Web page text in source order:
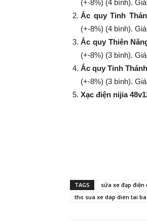
(+-8%) (4 bình).
Ắc quy Tinh
(+-8%​​​​​​​) (4 bình).
Ắc quy Thiên
(+-8%​​​​​​​) (3 bình).
Ắc quy Tinh
(+-8%​​​​​​​) (3 bình).
Xạc điện nijia
TAGS sửa xe đạp điện
tho sua xe dap dien tai